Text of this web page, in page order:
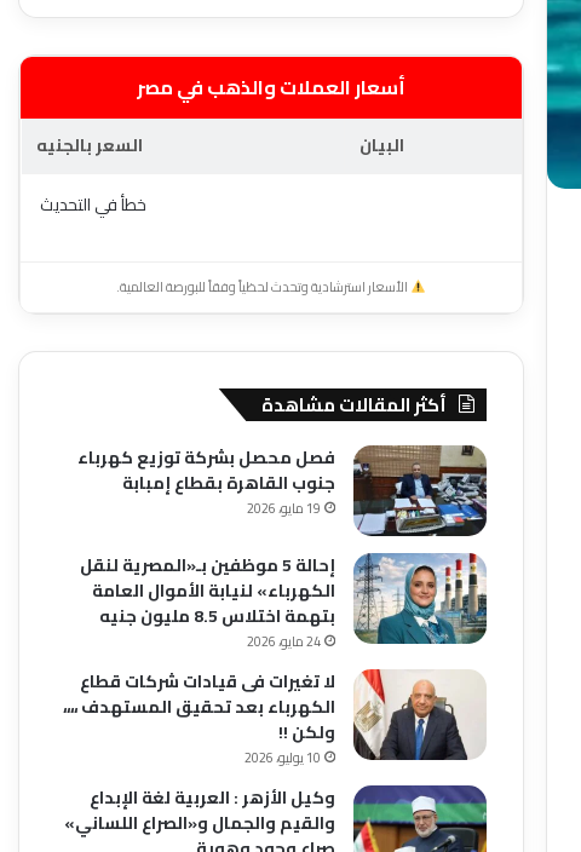
أسعار العملات والذهب في مصر
البيان
السعر بالجنيه
خطأ في التحديث
الأسعار استرشادية وتحدث لحظياً وفقاً للبورصة العالمية.
أكثر المقالات مشاهدة
فصل محصل بشركة توزيع كهرباء
جنوب القاهرة بقطاع إمبابة
19 مايو، 2026
إحالة 5 موظفين بـ«المصرية لنقل
الكهرباء» لنيابة الأموال العامة
بتهمة اختلاس 8.5 مليون جنيه
24 مايو، 2026
لا تغيرات فى قيادات شركات قطاع
الكهرباء بعد تحقيق المستهدف ،،،،
ولكن !!
10 يوليو، 2026
وكيل الأزهر : العربية لغة الإبداع
والقيم والجمال و«الصراع اللساني»